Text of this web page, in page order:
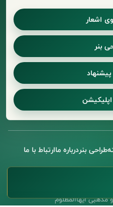
اشعار
بنر
طراحی بنردرباره ماارتباط با ما
محفوظ است و استفاده از
می‌باشد.
مذهبی ایهاالمظلوم